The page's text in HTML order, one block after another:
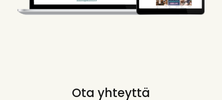
Ota yhteyttä